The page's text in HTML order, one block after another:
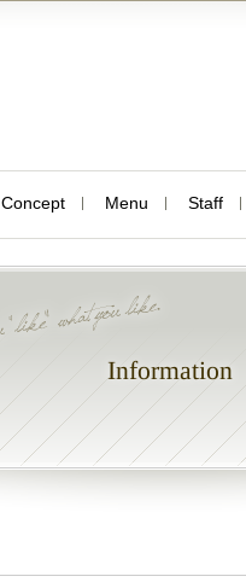
Concept Menu Staff
Information